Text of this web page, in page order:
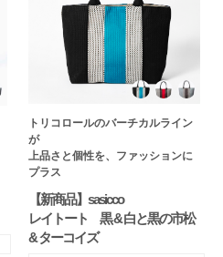
トリコロールのバーチカルライン
が
上品さと個性を、ファッションに
プラス
【新商品】sasicco
レイトート 黒 & 白と黒の市松
& ターコイズ